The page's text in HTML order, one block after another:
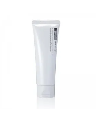
であること(*2)を業界で初めて発見
(*3)。ニキビ・肌荒れ予防有効成分
と保湿成分を新たに配合。これまで
の乾燥・テカリへのケアはそのまま
ローチする進化を遂げました。うる